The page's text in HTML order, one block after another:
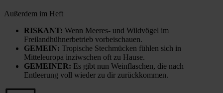
Außerdem im Heft
RISKANT: Wenn Meeres- und Wildvögel im
Freilandhühnerbetrieb vorbeischauen.
GEMEIN: Tropische Stechmücken fühlen sich in
Mitteleuropa inziwschen oft zu Hause.
GEMEINER: Es gibt nun Weinflaschen, die nach
Entleerung voll wieder zu dir zurückkommen.